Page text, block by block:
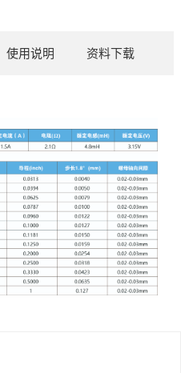
使用说明 资料下载